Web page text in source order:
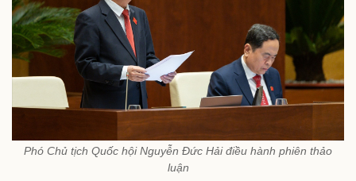
Phó Chủ tịch Quốc hội Nguyễn Đức Hải điều hành phiên thảo
luận